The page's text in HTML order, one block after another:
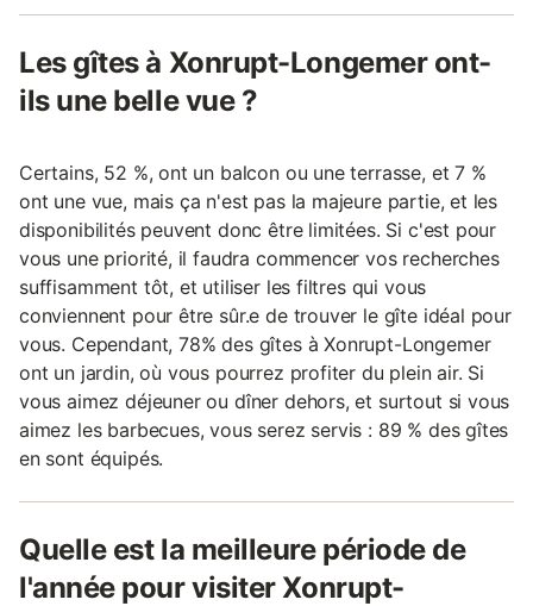
Les gîtes à Xonrupt-Longemer ont-
ils une belle vue ?
Certains, 52 %, ont un balcon ou une terrasse, et 7 %
ont une vue, mais ça n'est pas la majeure partie, et les
disponibilités peuvent donc être limitées. Si c'est pour
vous une priorité, il faudra commencer vos recherches
suffisamment tôt, et utiliser les filtres qui vous
conviennent pour être sûr.e de trouver le gîte idéal pour
vous. Cependant, 78% des gîtes à Xonrupt-Longemer
ont un jardin, où vous pourrez profiter du plein air. Si
vous aimez déjeuner ou dîner dehors, et surtout si vous
aimez les barbecues, vous serez servis : 89 % des gîtes
en sont équipés.
Quelle est la meilleure période de
l'année pour visiter Xonrupt-